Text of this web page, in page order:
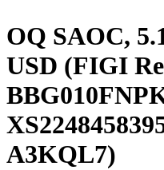
OQ SAOC,
USD (FIGI
A3KQL7)